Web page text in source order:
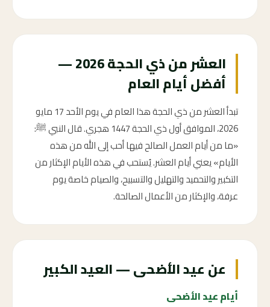
العشر من ذي الحجة 2026 —
أفضل أيام العام
تبدأ العشر من ذي الحجة هذا العام في يوم الأحد 17 مايو
2026، الموافق أول ذي الحجة 1447 هجري. قال النبي ﷺ:
«ما من أيام العمل الصالح فيها أحب إلى الله من هذه
الأيام» يعني أيام العشر. يُستحب في هذه الأيام الإكثار من
التكبير والتحميد والتهليل والتسبيح، والصيام خاصة يوم
عرفة، والإكثار من الأعمال الصالحة.
عن عيد الأضحى — العيد الكبير
أيام عيد الأضحى